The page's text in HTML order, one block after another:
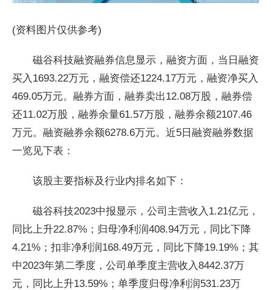
(资料图片仅供参考)
磁谷科技融资融券信息显示，融资方面，当日融资
买入1693.22万元，融资偿还1224.17万元，融资净买入
469.05万元。融券方面，融券卖出12.08万股，融券偿
还11.02万股，融券余量61.57万股，融券余额2107.46
万元。融资融券余额6278.6万元。近5日融资融券数据
一览见下表：
该股主要指标及行业内排名如下：
磁谷科技2023中报显示，公司主营收入1.21亿元，
同比上升22.87%；归母净利润408.94万元，同比下降
4.21%；扣非净利润168.49万元，同比下降19.19%；其
中2023年第二季度，公司单季度主营收入8442.37万
元，同比上升13.59%；单季度归母净利润531.23万